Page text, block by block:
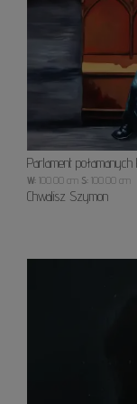
Parlament
W: 100.00 cm S: 100.00 cm
Chwalisz Szymon